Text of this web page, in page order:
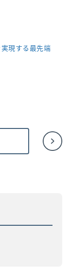
現する最先端